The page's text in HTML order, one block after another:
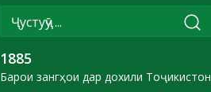
1885
Барои зангҳои дар дохили Тоҷикистон